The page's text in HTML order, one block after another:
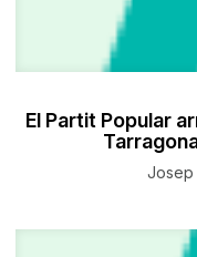
El Partit Popular
Josep